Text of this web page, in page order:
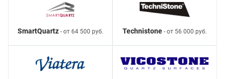
SmartQuartz- от 64 500 руб. Technistone - от 56 000 руб.